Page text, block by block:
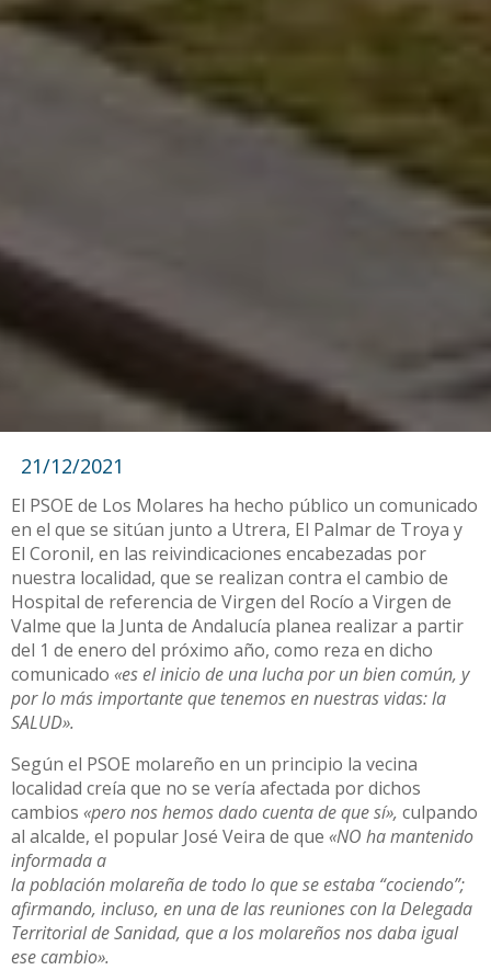
21/12/2021
El PSOE de Los Molares ha hecho público un comunicado
en el que se sitúan junto a Utrera, El Palmar de Troya y
El Coronil, en las reivindicaciones encabezadas por
nuestra localidad, que se realizan contra el cambio de
Hospital de referencia de Virgen del Rocío a Virgen de
Valme que la Junta de Andalucía planea realizar a partir
del 1 de enero del próximo año, como reza en dicho
comunicado «es el inicio de una lucha por un bien común, y
por lo más importante que tenemos en nuestras vidas: la
SALUD».
Según el PSOE molareño en un principio la vecina
localidad creía que no se vería afectada por dichos
cambios «pero nos hemos dado cuenta de que sí», culpando
al alcalde, el popular José Veira de que «NO ha mantenido
informada a
la población molareña de todo lo que se estaba “cociendo”;
afirmando, incluso, en una de las reuniones con la Delegada
Territorial de Sanidad, que a los molareños nos daba igual
ese cambio».